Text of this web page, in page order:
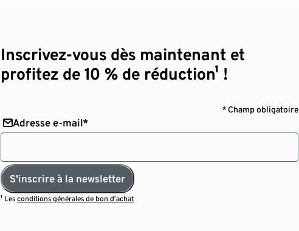
Inscrivez-vous dès maintenant et
profitez de 10 % de réduction¹ !
* Champ obligatoire
Adresse e-mail*
S'inscrire à la newsletter
¹ Lesconditions générales de bon d’achat